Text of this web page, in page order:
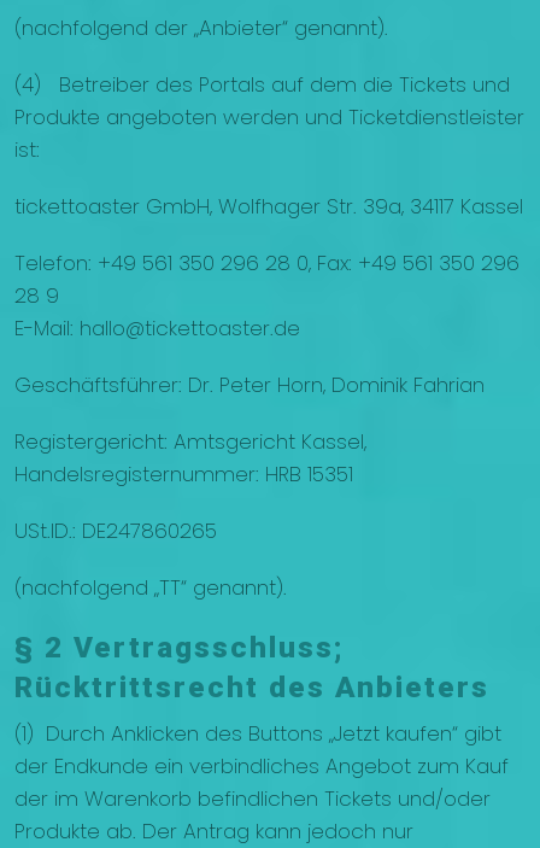
(nachfolgend der „Anbieter“ genannt).
(4) Betreiber des Portals auf dem die Tickets und
Produkte angeboten werden und Ticketdienstleister
ist:
tickettoaster GmbH, Wolfhager Str. 39a, 34117 Kassel
Telefon: +49 561 350 296 28 0, Fax: +49 561 350 296
28 9
E-Mail: hallo@tickettoaster.de
Geschäftsführer: Dr. Peter Horn, Dominik Fahrian
Registergericht: Amtsgericht Kassel,
Handelsregisternummer: HRB 15351
USt.ID.: DE247860265
(nachfolgend „TT“ genannt).
§ 2 Vertragsschluss;
Rücktrittsrecht des Anbieters
(1) Durch Anklicken des Buttons „Jetzt kaufen“ gibt
der Endkunde ein verbindliches Angebot zum Kauf
der im Warenkorb befindlichen Tickets und/oder
Produkte ab. Der Antrag kann jedoch nur